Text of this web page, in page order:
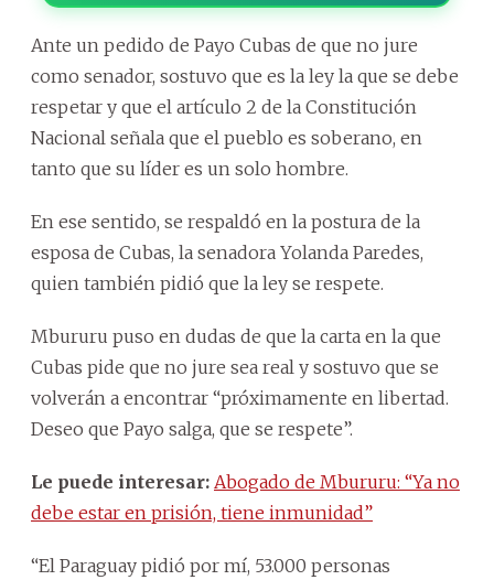
Ante un pedido de Payo Cubas de que no jure
como senador, sostuvo que es la ley la que se debe
respetar y que el artículo 2 de la Constitución
Nacional señala que el pueblo es soberano, en
tanto que su líder es un solo hombre.
En ese sentido, se respaldó en la postura de la
esposa de Cubas, la senadora Yolanda Paredes,
quien también pidió que la ley se respete.
Mbururu puso en dudas de que la carta en la que
Cubas pide que no jure sea real y sostuvo que se
volverán a encontrar “próximamente en libertad.
Deseo que Payo salga, que se respete”.
Le puede interesar: Abogado de Mbururu: “Ya no
debe estar en prisión, tiene inmunidad”
“El Paraguay pidió por mí, 53.000 personas